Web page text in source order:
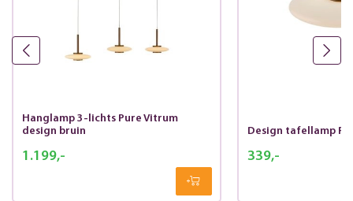
Hanglamp 3-lichts Pure Vitrum
design bruin
1.199,-
Design tafellamp
339,-